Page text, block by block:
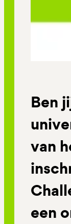
Ben
van
een